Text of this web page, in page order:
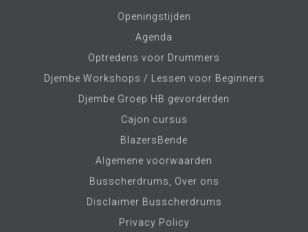
Openingstijden
Agenda
Optredens voor Drummers
Djembe Workshops / Lessen voor Beginners
Djembe Groep HB gevorderden
Cajon cursus
BlazersBende
Algemene voorwaarden
Busscherdrums, Over ons
Disclaimer Busscherdrums
Privacy Policy